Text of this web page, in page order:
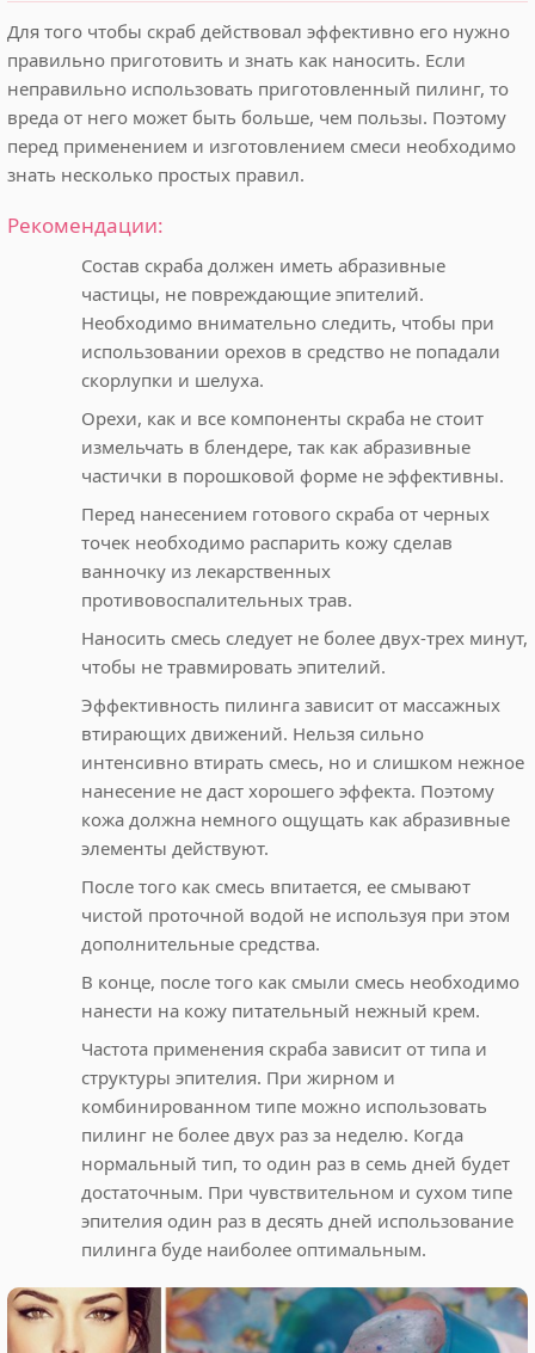
Для того чтобы скраб действовал эффективно его нужно
правильно приготовить и знать как наносить. Если
неправильно использовать приготовленный пилинг, то
вреда от него может быть больше, чем пользы. Поэтому
перед применением и изготовлением смеси необходимо
знать несколько простых правил.
Рекомендации:
Состав скраба должен иметь абразивные
частицы, не повреждающие эпителий.
Необходимо внимательно следить, чтобы при
использовании орехов в средство не попадали
скорлупки и шелуха.
Орехи, как и все компоненты скраба не стоит
измельчать в блендере, так как абразивные
частички в порошковой форме не эффективны.
Перед нанесением готового скраба от черных
точек необходимо распарить кожу сделав
ванночку из лекарственных
противовоспалительных трав.
Наносить смесь следует не более двух-трех минут,
чтобы не травмировать эпителий.
Эффективность пилинга зависит от массажных
втирающих движений. Нельзя сильно
интенсивно втирать смесь, но и слишком нежное
нанесение не даст хорошего эффекта. Поэтому
кожа должна немного ощущать как абразивные
элементы действуют.
После того как смесь впитается, ее смывают
чистой проточной водой не используя при этом
дополнительные средства.
В конце, после того как смыли смесь необходимо
нанести на кожу питательный нежный крем.
Частота применения скраба зависит от типа и
структуры эпителия. При жирном и
комбинированном типе можно использовать
пилинг не более двух раз за неделю. Когда
нормальный тип, то один раз в семь дней будет
достаточным. При чувствительном и сухом типе
эпителия один раз в десять дней использование
пилинга буде наиболее оптимальным.